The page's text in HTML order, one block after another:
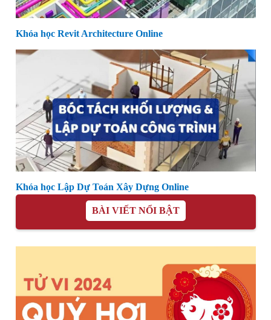
Khóa học Revit Architecture Online
Khóa học Lập Dự Toán Xây Dựng Online
BÀI VIẾT NỔI BẬT